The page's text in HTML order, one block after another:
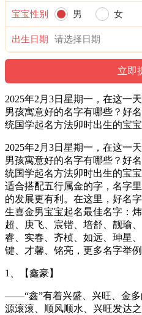
宝宝性别 男 女
出生日期
2025年2月3日星期一，在这一
男孩寓意好的名字有哪些？好
统国学起名方法卯时出生的宝
2025年2月3日星期一，在这一
男孩寓意好的名字有哪些？好
统国学起名方法卯时出生的宝
适合搭配五行属金的字，名字
的发展更有利。在这里，好名
生喜金男宝宝起名最佳名字：
超、庚飞、宸锴、培舒、靓瑜
睿、实春、齐桢、如远、珅星
键、才馨、铭亮，更多名字举例
1、【鑫豪】
——“鑫”有着兴盛、兴旺、金多
源滚滚、顺风顺水、兴旺发达